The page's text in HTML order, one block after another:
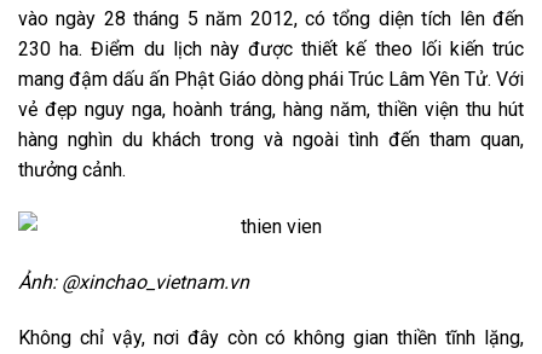
vào ngày 28 tháng 5 năm 2012, có tổng diện tích lên đến
230 ha. Điểm du lịch này được thiết kế theo lối kiến trúc
mang đậm dấu ấn Phật Giáo dòng phái Trúc Lâm Yên Tử. Với
vẻ đẹp nguy nga, hoành tráng, hàng năm, thiền viện thu hút
hàng nghìn du khách trong và ngoài tình đến tham quan,
thưởng cảnh.
Ảnh: @xinchao_vietnam.vn
Không chỉ vậy, nơi đây còn có không gian thiền tĩnh lặng,